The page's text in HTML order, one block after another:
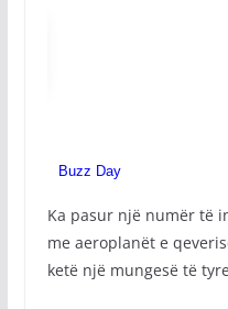
Ka pasur një numër të
me aeroplanët e
ketë një mungesë të